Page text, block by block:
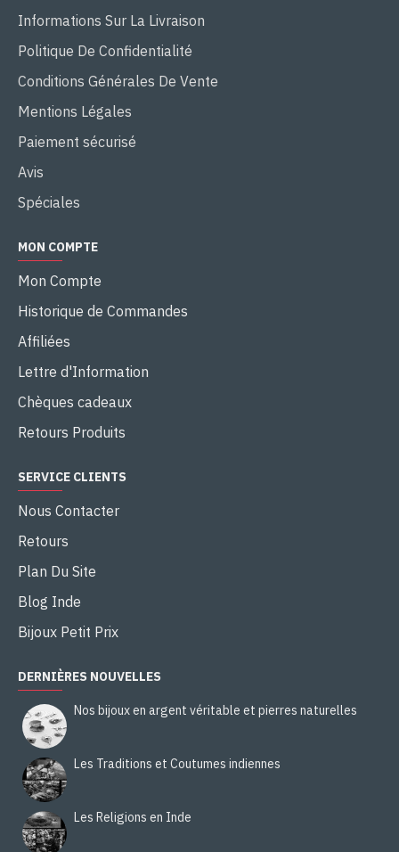
Informations Sur La Livraison
Politique De Confidentialité
Conditions Générales De Vente
Mentions Légales
Paiement sécurisé
Avis
Spéciales
MON COMPTE
Mon Compte
Historique de Commandes
Affiliées
Lettre d'Information
Chèques cadeaux
Retours Produits
SERVICE CLIENTS
Nous Contacter
Retours
Plan Du Site
Blog Inde
Bijoux Petit Prix
DERNIÈRES NOUVELLES
Nos bijoux en argent véritable et pierres naturelles
Les Traditions et Coutumes indiennes
Les Religions en Inde